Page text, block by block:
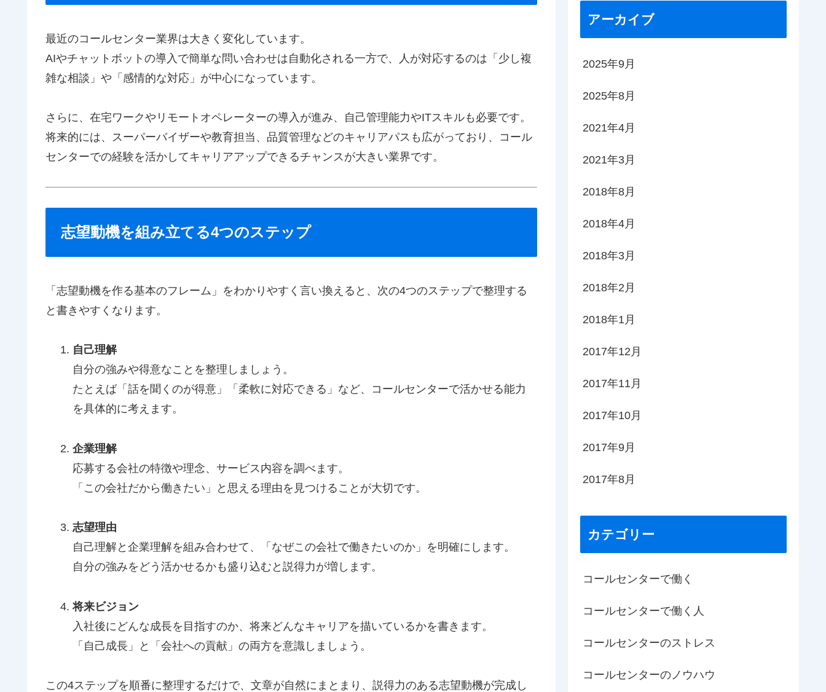
最近のコールセンター業界は大きく変化しています。
AIやチャットボットの導入で簡単な問い合わせは自動化される一方で、人が対応するのは「少し複
雑な相談」や「感情的な対応」が中心になっています。
さらに、在宅ワークやリモートオペレーターの導入が進み、自己管理能力やITスキルも必要です。
将来的には、スーパーバイザーや教育担当、品質管理などのキャリアパスも広がっており、コール
センターでの経験を活かしてキャリアアップできるチャンスが大きい業界です。
志望動機を組み立てる4つのステップ
「志望動機を作る基本のフレーム」をわかりやすく言い換えると、次の4つのステップで整理する
と書きやすくなります。
自己理解
自分の強みや得意なことを整理しましょう。
たとえば「話を聞くのが得意」「柔軟に対応できる」など、コールセンターで活かせる能力
を具体的に考えます。
企業理解
応募する会社の特徴や理念、サービス内容を調べます。
「この会社だから働きたい」と思える理由を見つけることが大切です。
志望理由
自己理解と企業理解を組み合わせて、「なぜこの会社で働きたいのか」を明確にします。
自分の強みをどう活かせるかも盛り込むと説得力が増します。
将来ビジョン
入社後にどんな成長を目指すのか、将来どんなキャリアを描いているかを書きます。
「自己成長」と「会社への貢献」の両方を意識しましょう。
この4ステップを順番に整理するだけで、文章が自然にまとまり、説得力のある志望動機が完成し
アーカイブ
2025年9月
2025年8月
2021年4月
2021年3月
2018年8月
2018年4月
2018年3月
2018年2月
2018年1月
2017年12月
2017年11月
2017年10月
2017年9月
2017年8月
カテゴリー
コールセンターで働く
コールセンターで働く人
コールセンターのストレス
コールセンターのノウハウ